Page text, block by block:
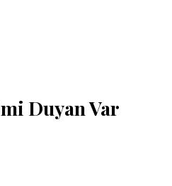
Duyan Var